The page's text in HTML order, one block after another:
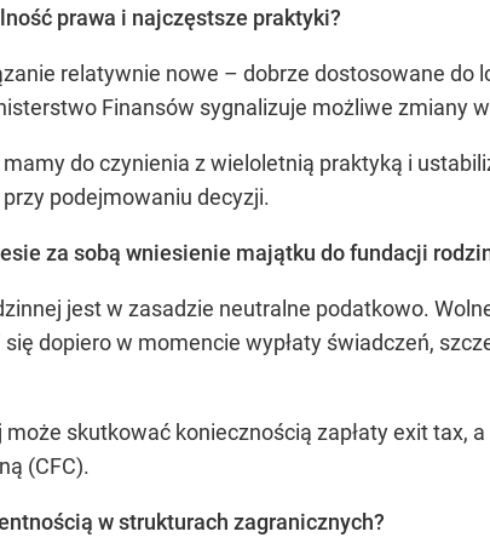
prawa i najczęstsze praktyki?
relatywnie nowe – dobrze dostosowane do
Finansów sygnalizuje możliwe zmiany
do czynienia z wieloletnią praktyką i
podejmowaniu decyzji.
za sobą wniesienie majątku do fundacji
jest w zasadzie neutralne podatkowo.
dopiero w momencie wypłaty świadczeń,
skutkować koniecznością zapłaty exit tax,
(CFC).
w strukturach zagranicznych?